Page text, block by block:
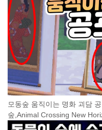
모동숲 움직이는 명화 괴담
숲,Animal Crossing New